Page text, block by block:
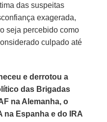
das suspeitas
exagerada,
seja percebido como
culpado até
e derrotou a
das Brigadas
na Alemanha, o
na Espanha e do IRA